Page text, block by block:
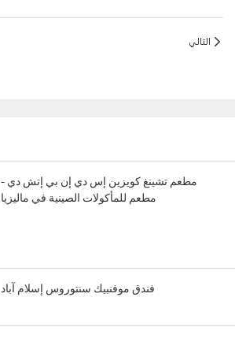
التالي
مطعم تشينغ كويزين إس دي إن بي إتش دي -
مطعم للمأكولات الصينية في ماليزيا
فندق موفنبيك سنتوروس إسلام آباد